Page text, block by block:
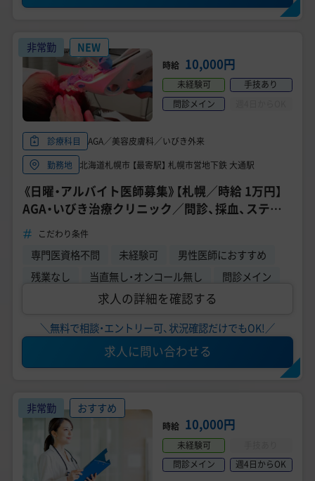
非常勤 NEW
時給 10,000円
未経験可
手技あり
問診メイン
診療科目
AGA／美容皮膚科／いびき外来
勤務地
北海道札幌市 【最寄駅】 札幌市営地下鉄 大通駅
《日曜・アルバイト医師募集》【札幌／時給 1万円】
AGA・いびき治療クリニック／問診、採血、ステロ
イド注射業務など／未経験OK
こだわり条件
専門医資格不問 未経験可
男性医師におすすめ
残業なし
当直無し・オンコール無し 問診メイン
求人の詳細を確認する
＼無料で相談・エントリー可、状況確認だけでもOK!／
求人に問い合わせる
非常勤 おすすめ
時給 10,000円
未経験可
問診メイン
週4日からOK